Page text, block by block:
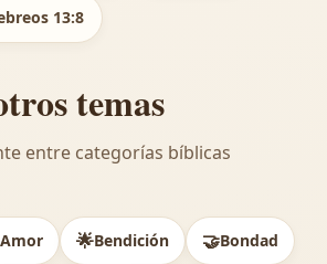
13:8
temas
entre categorías bíblicas
Amor 🌟Bendición 🤝Bondad